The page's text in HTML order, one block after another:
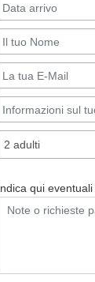
Indica qui